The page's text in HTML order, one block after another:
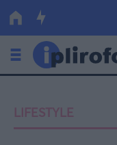
Οικονομία
LIFESTYLE